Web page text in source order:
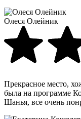
Олеся Олейник
Прекрасное место,
была на программе
Шанья, все очень